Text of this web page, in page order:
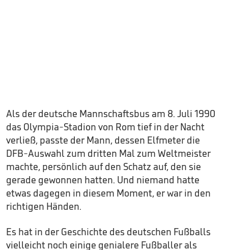
Als der deutsche Mannschaftsbus am 8. Juli 1990
das Olympia-Stadion von Rom tief in der Nacht
verließ, passte der Mann, dessen Elfmeter die
DFB-Auswahl zum dritten Mal zum Weltmeister
machte, persönlich auf den Schatz auf, den sie
gerade gewonnen hatten. Und niemand hatte
etwas dagegen in diesem Moment, er war in den
richtigen Händen.
Es hat in der Geschichte des deutschen Fußballs
vielleicht noch einige genialere Fußballer als